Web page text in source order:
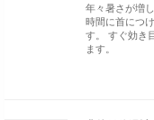
年々暑さが増
時間に首につ
す。 すぐ効き
ます。